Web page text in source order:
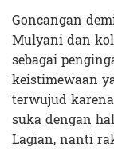
Goncangan
Mulyani dan
sebagai
keistimewaan
terwujud
suka dengan
Lagian, nanti